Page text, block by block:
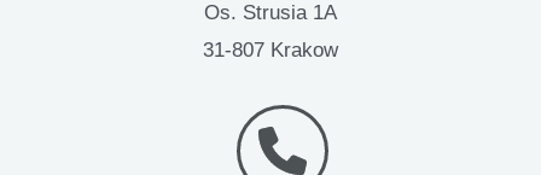
Os. Strusia 1A
31-807 Krakow